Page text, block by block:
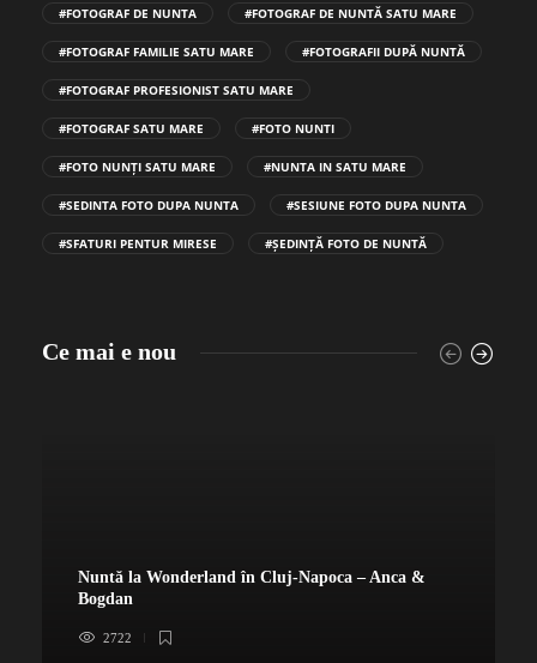
#FOTOGRAF DE NUNTA #FOTOGRAF DE NUNTĂ SATU MARE
#FOTOGRAF FAMILIE SATU MARE #FOTOGRAFII DUPĂ NUNTĂ
#FOTOGRAF PROFESIONIST SATU MARE
#FOTOGRAF SATU MARE #FOTO NUNTI
#FOTO NUNȚI SATU MARE #NUNTA IN SATU MARE
#SEDINTA FOTO DUPA NUNTA #SESIUNE FOTO DUPA NUNTA
#SFATURI PENTUR MIRESE #ȘEDINȚĂ FOTO DE NUNTĂ
Ce mai e nou
Nuntă la Wonderland în Cluj-Napoca – Anca &
Bogdan
2722